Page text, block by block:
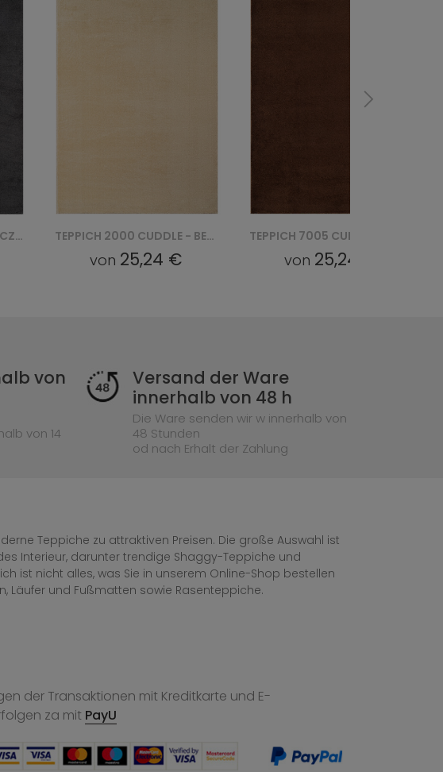
TEPPICH 2000 CUDDLE - BEŻOWY TEPPICH 7005 CUDDLE - BRĄZOWY
von 25,24 € von40,71 €
von
von 14
Versand der Ware
innerhalb von 48 h
Die Ware senden wir w innerhalb von
48 Stunden
od nach Erhalt der Zahlung
Teppiche zu attraktiven Preisen. Die große Auswahl ist
Interieur, darunter trendige Shaggy-Teppiche und
ist nicht alles, was Sie in unserem Online-Shop bestellen
Läufer und Fußmatten sowie Rasenteppiche.
der Transaktionen mit Kreditkarte und E-
za mit PayU